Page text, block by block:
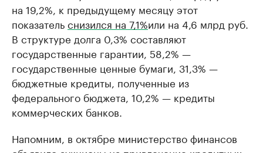
на 19,2%, к предыдущему месяцу этот
показательснизился на 7,1%или на 4,6 млрд руб.
В структуре долга 0,3% составляют
государственные гарантии, 58,2% —
государственные ценные бумаги, 31,3% —
бюджетные кредиты, полученные из
федерального бюджета, 10,2% — кредиты
коммерческих банков.
Напомним, в октябре министерство финансов